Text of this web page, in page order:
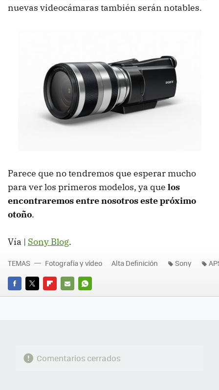
nuevas videocámaras también serán notables.
Parece que no tendremos que esperar mucho
para ver los primeros modelos, ya que los
encontraremos entre nosotros este próximo
otoño.
Vía | Sony Blog.
FACEBOOK
TWITTERFLIPBOARD
E-
WHATSAPP
TEMAS Fotografía y vídeo Alta Definición Sony
Comentarios cerrados